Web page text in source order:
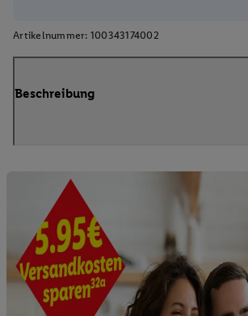
Artikelnummer: 100343174002
Beschreibung